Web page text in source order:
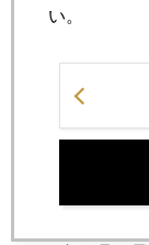
習近平政権の
い。